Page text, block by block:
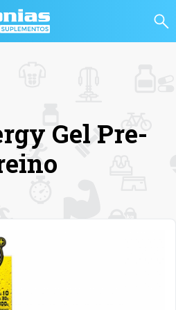
Gel Pre-